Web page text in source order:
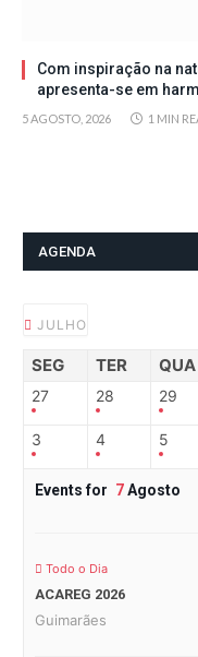
Com inspiração na
apresenta-se em
5 AGOSTO, 2026 1 MIN
AGENDA
JULHO
SEG TER QUA
27 28 29
3 4 5
Events for 7Agosto
Todo o Dia
ACAREG 2026
Guimarães